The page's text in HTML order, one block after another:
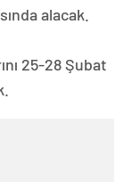
alacak.
25-28 Şubat